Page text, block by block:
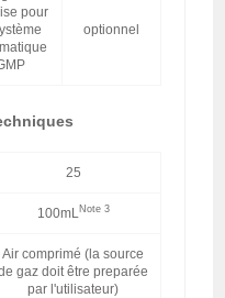
pour
optionnel
25
100mLNote 3
Air comprimé (la source
gaz doit être preparée
par l'utilisateur)